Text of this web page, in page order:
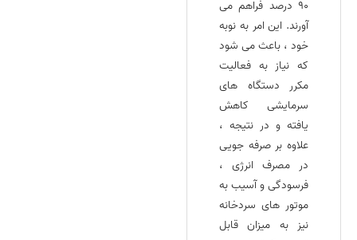
۹۰ درصد فراهم می‌
آورند. این امر به نوبه
خود ، باعث می‌ شود
که نیاز به فعالیت
مکرر دستگاه‌ های
سرمایشی کاهش
یافته و در نتیجه ،
علاوه بر صرفه‌ جویی
در مصرف انرژی ،
فرسودگی و آسیب به
موتور های سردخانه
نیز به میزان قابل